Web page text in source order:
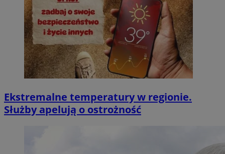
Ekstremalne temperatury w regionie.
Służby apelują o ostrożność